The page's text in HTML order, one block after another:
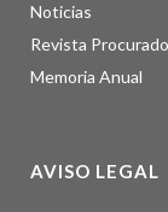
Noticias
Revista
Memoria Anual
AVISO LEGAL